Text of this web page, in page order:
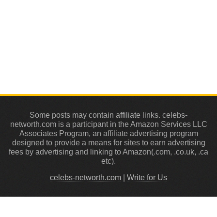
Some posts may contain affiliate links. celebs-
networth.com is a participant in the Amazon Services LLC
Associates Program, an affiliate advertising program
designed to provide a means for sites to earn advertising
fees by advertising and linking to Amazon(.com, .co.uk, .ca
etc).
celebs-networth.com
Write for Us